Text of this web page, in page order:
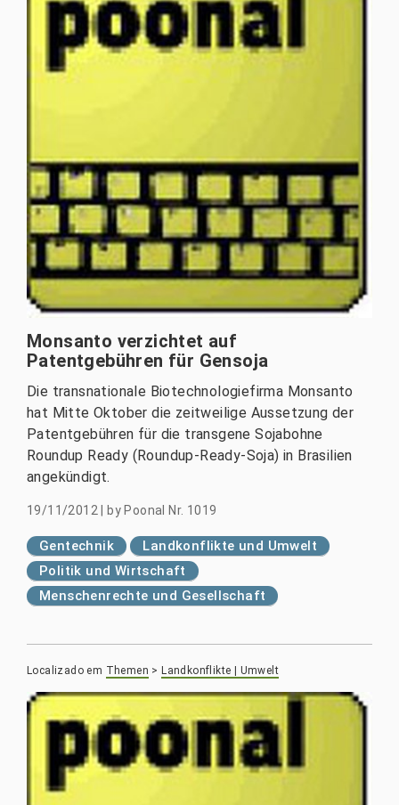
Monsanto verzichtet auf
Patentgebühren für Gensoja
Die transnationale Biotechnologiefirma Monsanto
hat Mitte Oktober die zeitweilige Aussetzung der
Patentgebühren für die transgene Sojabohne
Roundup Ready (Roundup-Ready-Soja) in Brasilien
angekündigt.
19/11/2012 by Poonal Nr. 1019
Gentechnik
Landkonflikte und Umwelt
Politik und Wirtschaft
Menschenrechte und Gesellschaft
Localizado em Themen > Landkonflikte | Umwelt